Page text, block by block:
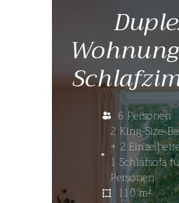
6 Personen
2 King-Size-
+ 2
1 Schlafsofa
Personen
110 m²